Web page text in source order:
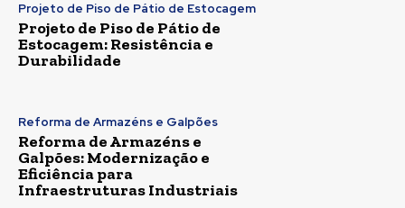
Projeto de Piso de Pátio de Estocagem
Projeto de Piso de Pátio de
Estocagem: Resistência e
Durabilidade
Reforma de Armazéns e Galpões
Reforma de Armazéns e
Galpões: Modernização e
Eficiência para
Infraestruturas Industriais